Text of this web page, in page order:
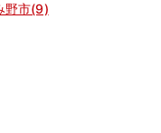
野市(9)